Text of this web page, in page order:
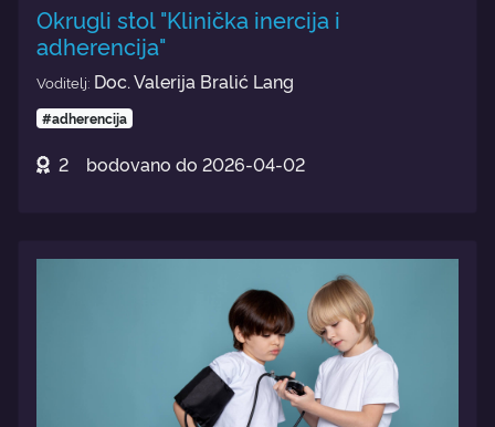
Okrugli stol "Klinička inercija i
adherencija"
Voditelj: Doc. Valerija Bralić Lang
#adherencija
2 bodovano do 2026-04-02